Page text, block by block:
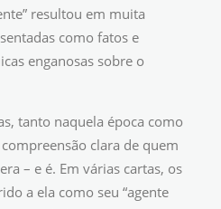
resultou em muita
como fatos e
enganosas sobre o
tanto naquela época como
clara de quem
– e é. Em várias cartas, os
a ela como seu “agente